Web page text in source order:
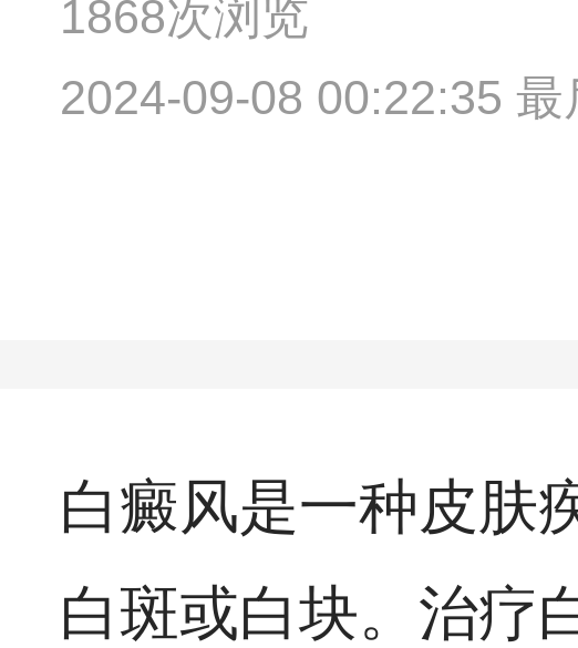
1868次浏览
2024-09-08 00:22:35 最
白癜风是一种皮肤
白斑或白块。治疗